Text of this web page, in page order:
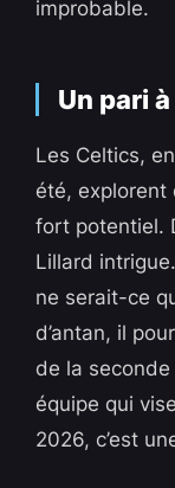
improbable.
Un pari
Les Celtics,
été, explorent
fort potentiel.
Lillard
ne serait-ce
d’antan, il
de la
équipe qui
2026, c’est